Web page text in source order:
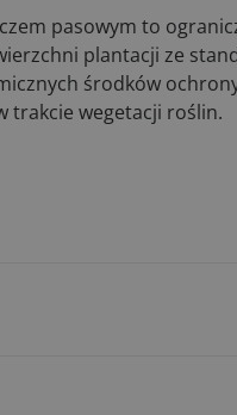
pasowym to
plantacji ze
środków
trakcie wegetacji roślin.